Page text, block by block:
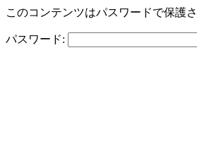
このコンテンツはパスワードで保護
パスワード: